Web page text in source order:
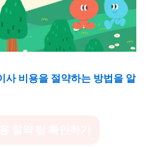
사 비용을 절약하는 방법을 알